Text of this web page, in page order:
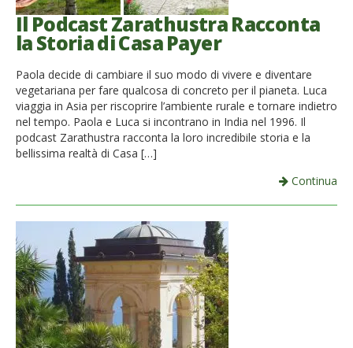
Il Podcast Zarathustra Racconta
la Storia di Casa Payer
Paola decide di cambiare il suo modo di vivere e diventare
vegetariana per fare qualcosa di concreto per il pianeta. Luca
viaggia in Asia per riscoprire l’ambiente rurale e tornare indietro
nel tempo. Paola e Luca si incontrano in India nel 1996. Il
podcast Zarathustra racconta la loro incredibile storia e la
bellissima realtà di Casa […]
Continua